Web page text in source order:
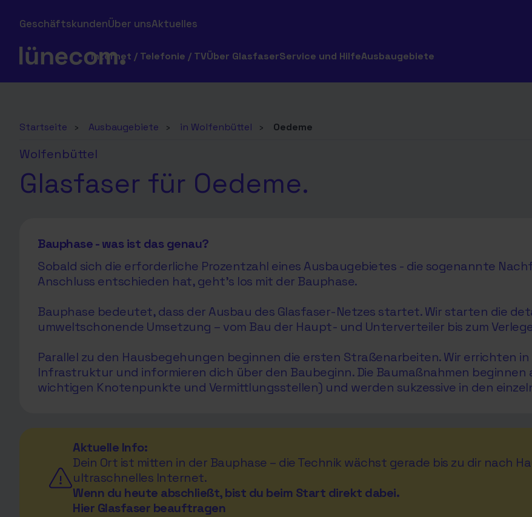
GeschäftskundenÜber unsAktuelles
Internet / Telefonie / TVÜber GlasfaserService und HilfeAusbaugebiete
Startseite › Ausbaugebiete › in Wolfenbüttel › Oedeme
Wolfenbüttel
Glasfaser für Oedeme.
Bauphase - was ist das genau?
Sobald sich die erforderliche Prozentzahl eines Ausbaugebietes - die sogenannte
Anschluss entschieden hat, geht’s los mit der Bauphase.
Bauphase bedeutet, dass der Ausbau des Glasfaser-Netzes startet. Wir starten die
umweltschonende Umsetzung – vom Bau der Haupt- und Unterverteiler bis zum
Parallel zu den Hausbegehungen beginnen die ersten Straßenarbeiten. Wir errichten
Infrastruktur und informieren dich über den Baubeginn. Die Baumaßnahmen beginnen
wichtigen Knotenpunkte und Vermittlungsstellen) und werden sukzessive in den
Aktuelle Info:
Dein Ort ist mitten in der Bauphase – die Technik wächst gerade bis zu dir nach
ultraschnelles Internet.
Wenn du heute abschließt, bist du beim Start direkt dabei.
Hier Glasfaser beauftragen